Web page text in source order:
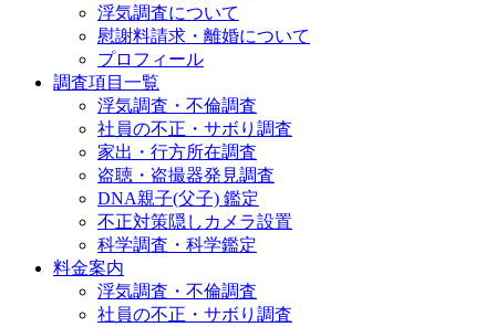
浮気調査について
慰謝料請求・離婚について
プロフィール
調査項目一覧
浮気調査・不倫調査
社員の不正・サボり調査
家出・行方所在調査
盗聴・盗撮器発見調査
DNA親子(父子) 鑑定
不正対策隠しカメラ設置
科学調査・科学鑑定
料金案内
浮気調査・不倫調査
社員の不正・サボり調査